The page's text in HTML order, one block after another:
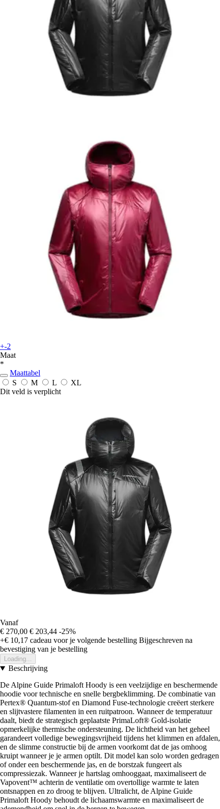
+-2
Maat
*
Maattabel
S
M L
XL
Dit veld is verplicht
Vanaf
€ 270,00 € 203,44 -25%
+€ 10,17 cadeau voor je volgende bestelling Bijgeschreven na
bevestiging van je bestelling
Loading...
Beschrijving
De Alpine Guide Primaloft Hoody is een veelzijdige en beschermende
hoodie voor technische en snelle bergbeklimming. De combinatie van
Pertex® Quantum-stof en Diamond Fuse-technologie creëert sterkere
en slijtvastere filamenten in een ruitpatroon. Wanneer de temperatuur
daalt, biedt de strategisch geplaatste PrimaLoft® Gold-isolatie
opmerkelijke thermische ondersteuning. De lichtheid van het geheel
garandeert volledige bewegingsvrijheid tijdens het klimmen en afdalen,
en de slimme constructie bij de armen voorkomt dat de jas omhoog
kruipt wanneer je je armen optilt. Dit model kan solo worden gedragen
of onder een beschermende jas, en de borstzak fungeert als
compressiezak. Wanneer je hartslag omhooggaat, maximaliseert de
Vapovent™ achterin de ventilatie om overtollige warmte te laten
ontsnappen en zo droog te blijven. Ultralicht, de Alpine Guide
Primaloft Hoody behoudt de lichaamswarmte en maximaliseert de